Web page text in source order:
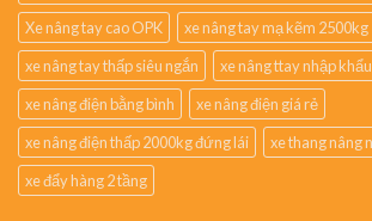
Xe nâng tay cao OPK
xe nâng tay mạ kẽm 2500kg
xe nâng tay thấp siêu ngắn
xe nâng ttay nhập khẩu
xe nâng điện bằng bình
xe nâng điện giá rẻ
xe nâng điện thấp 2000kg đứng lái
xe thang nâng
xe đẩy hàng 2 tầng